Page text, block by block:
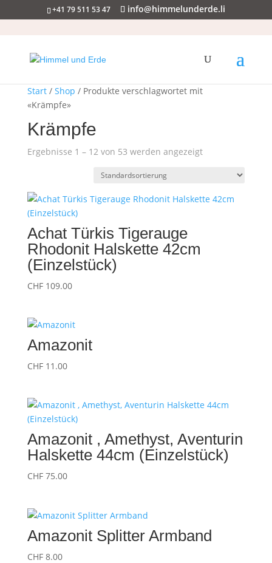
+41 79 511 53 47 info@himmelunderde.li
Start/ Shop / Produkte verschlagwortet mit
«Krämpfe»
Krämpfe
Ergebnisse 1 – 12 von 53 werden angezeigt
Achat Türkis Tigerauge
Rhodonit Halskette 42cm
(Einzelstück)
CHF109.00
Amazonit
CHF11.00
Amazonit , Amethyst, Aventurin
Halskette 44cm (Einzelstück)
CHF75.00
Amazonit Splitter Armband
CHF8.00